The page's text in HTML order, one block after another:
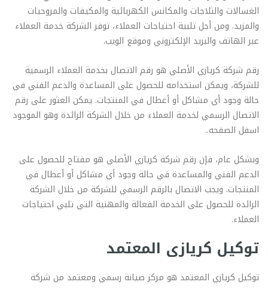
الغسالات والثلاجات والمكانس الكهربائية والمكيفات والمروحيات
والمزيد. ومن أجل تلبية احتياجات العملاء، توفر الشركة خدمة العملاء
عبر الهاتف والبريد الإلكتروني وموقع الويب.
رقم شركة كريازي الأصلي هو رقم الاتصال بخدمة العملاء الرسمية
للشركة، ويمكن استخدامه للحصول على المساعدة والدعم الفني في
حالة وجود أي مشاكل أو أعطال في المنتجات. يمكن العثور على رقم
الاتصال الرسمي لخدمة العملاء من خلال الشركة الرائدة وهو الموجود
اسفل الصفحه..
وبشكل عام، فإن رقم شركة كريازي الأصلي هو مفتاح للحصول على
الدعم الفني والمساعدة في حالة وجود أي مشاكل أو أعطال في
المنتجات. ويجب الاتصال بالرقم الرسمي للشركة من خلال الشركة
الرائدة للحصول على الخدمة الفعالة والمهنية التي تلبي احتياجات
العملاء.
توكيل كريازى المعتمد
توكيل كريازي المعتمد هو مركز صيانة رسمي ومعتمد من شركة